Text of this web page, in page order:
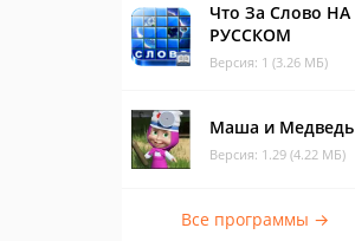
Что За Слово НА
РУССКОМ
Версия: 1 (3.26 МБ)
Маша и Медведь
Версия: 1.29 (4.22 МБ)
Все программы →